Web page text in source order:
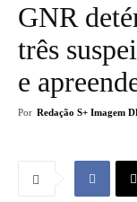
GNR
três
e
Por Redação S+ Imagem